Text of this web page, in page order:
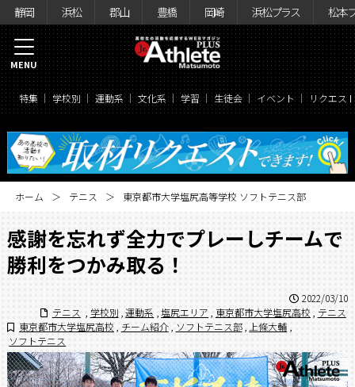
静岡 浜松 郡山 豊橋 岡崎 浜松プラス 松本
特集 学校別 運動系 文化系 学習 生徒会 イベント リクエス
MENU
ホーム テニス 東京都市大学塩尻高等学校 ソフトテニス部
感謝を忘れず全力でプレーしチームで
勝利をつかみ取る！
2022/03/10
テニス
学校別 運動系 塩尻エリア 東京都市大学塩尻高校
テニス
東京都市大学塩尻高校
チーム紹介 ソフトテニス部 , 上條大輔 ,
ソフトテニス